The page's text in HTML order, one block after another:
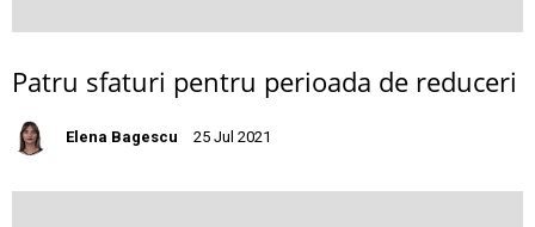
Patru sfaturi pentru perioada de reduceri
Elena Bagescu 25 Jul 2021